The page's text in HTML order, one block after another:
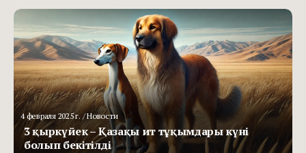
4 февраля 2025 г./ Новости
3 қыркүйек – Қазақы ит тұқымдары күні
болып бекітілді